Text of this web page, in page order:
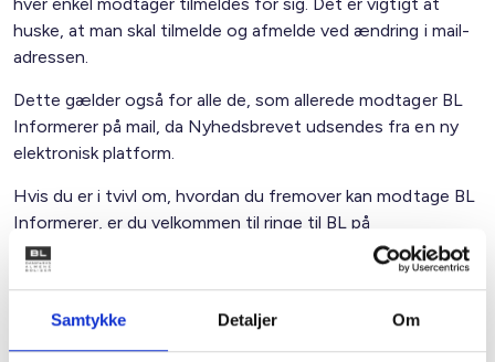
Samtykke Detaljer Om
huske, at man skal tilmelde og afmelde ved ændring i mail-
adressen.
Dette gælder også for alle de, som allerede modtager BL
Informerer på mail, da Nyhedsbrevet udsendes fra en ny
elektronisk platform.
Hvis du er i tvivl om, hvordan du fremover kan modtage BL
Informerer, er du velkommen til ringe til BL på
telefonnummer 33 76 20 00.
Med venlig hilsen
Bent Madsen / Carina Seifert